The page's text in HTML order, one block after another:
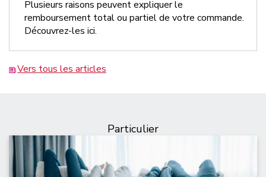
Plusieurs raisons peuvent expliquer le
remboursement total ou partiel de votre commande.
Découvrez-les ici.
Vers tous les articles
Particulier